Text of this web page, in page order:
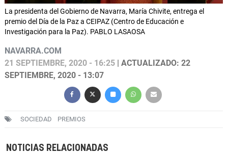
La presidenta del Gobierno de Navarra, María Chivite, entrega el
premio del Día de la Paz a CEIPAZ (Centro de Educación e
Investigación para la Paz). PABLO LASAOSA
NAVARRA.COM
21 SEPTIEMBRE, 2020 - 16:25 | ACTUALIZADO: 22
SEPTIEMBRE, 2020 - 13:07
SOCIEDAD PREMIOS
NOTICIAS RELACIONADAS